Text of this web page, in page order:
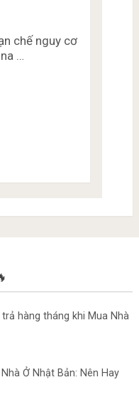
chế nguy cơ
…
hàng tháng khi Mua Nhà
Ở Nhật Bản: Nên Hay